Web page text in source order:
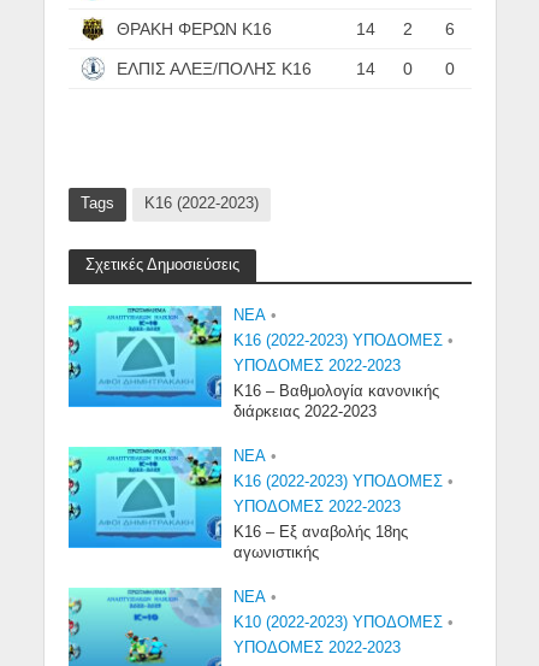
ΘΡΑΚΗ ΦΕΡΩΝ Κ16 14 2 6
ΕΛΠΙΣ ΑΛΕΞ/ΠΟΛΗΣ Κ16 14 0 0
Tags Κ16 (2022-2023)
Σχετικές Δημοσιεύσεις
NEA •
Κ16 (2022-2023) ΥΠΟΔΟΜΕΣ •
ΥΠΟΔΟΜΕΣ 2022-2023
Κ16 – Βαθμολογία κανονικής
διάρκειας 2022-2023
NEA •
Κ16 (2022-2023) ΥΠΟΔΟΜΕΣ •
ΥΠΟΔΟΜΕΣ 2022-2023
Κ16 – Εξ αναβολής 18ης
αγωνιστικής
NEA •
Κ10 (2022-2023) ΥΠΟΔΟΜΕΣ •
ΥΠΟΔΟΜΕΣ 2022-2023